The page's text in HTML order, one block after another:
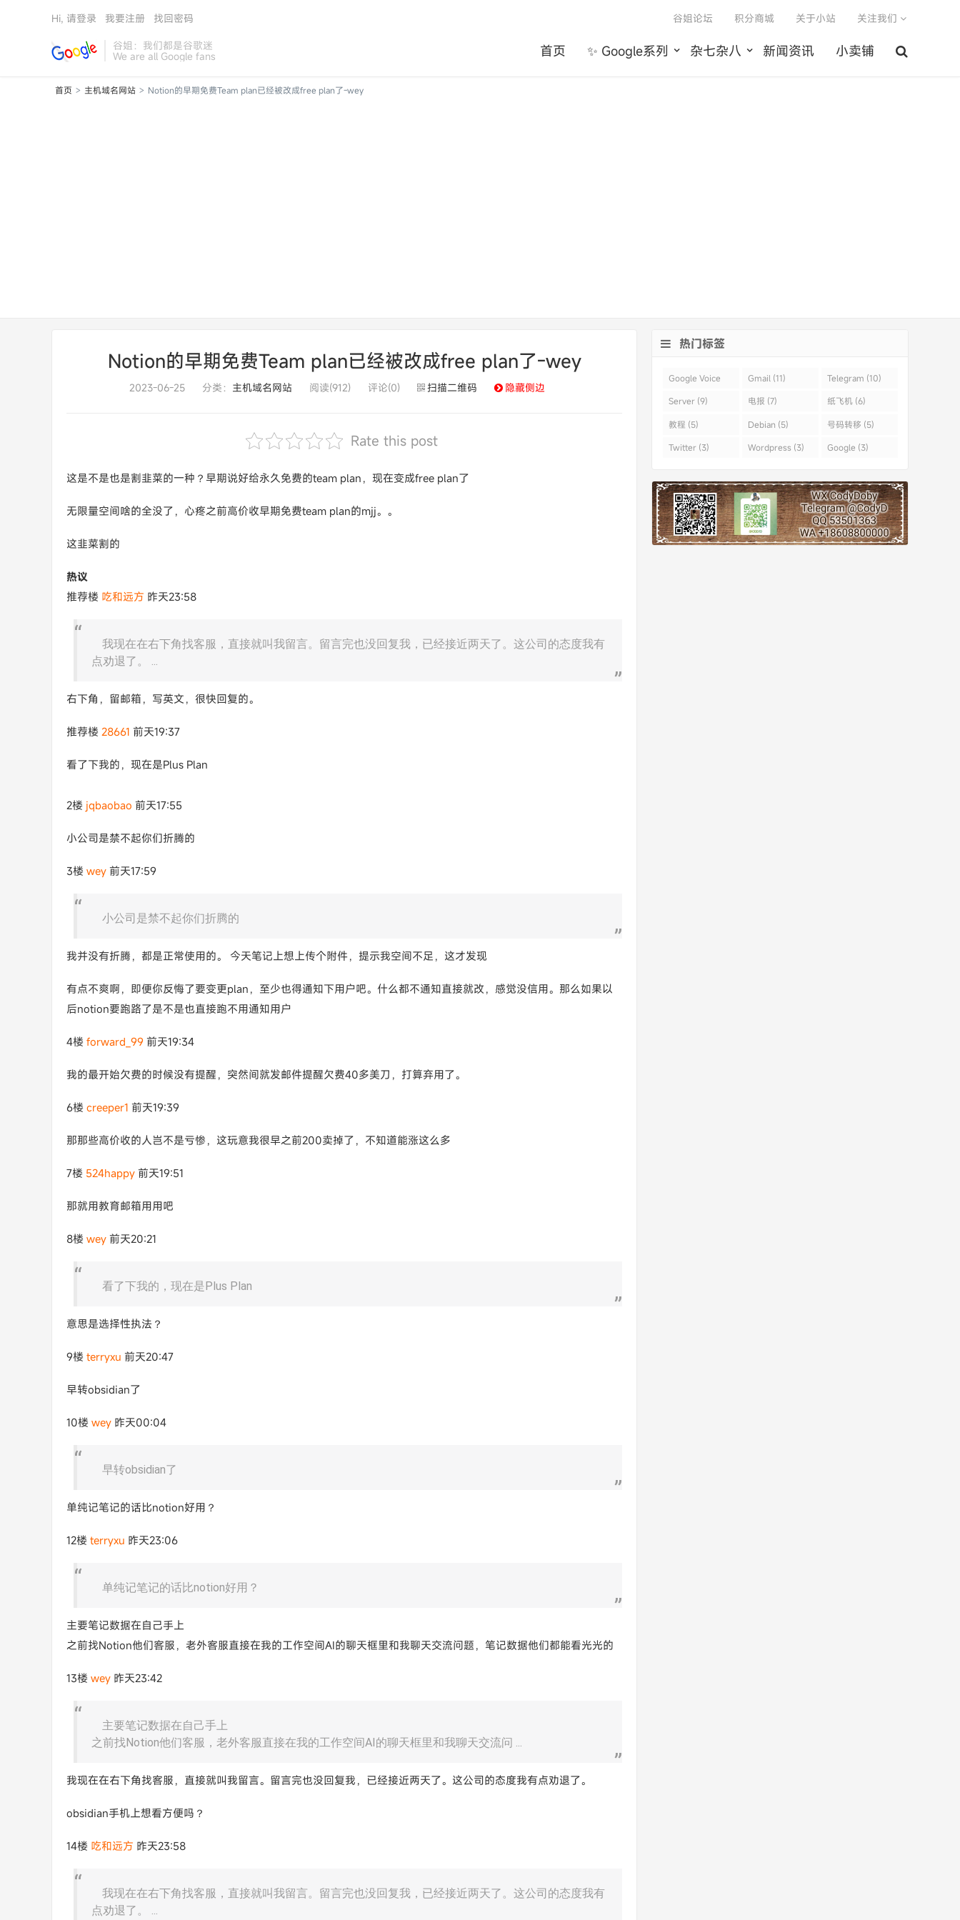
谷姐：我们都是谷歌迷
We are all Google fans 首页 ✨ Google系列 杂七杂八 新闻资讯 小卖铺
谷姐论坛 积分商城 关于小站 关注我们
Hi, 请登录 我要注册 找回密码
首页 > 主机域名网站 > Notion的早期免费Team plan已经被改成free plan了-wey
Notion的早期免费Team plan已经被改成free plan了-wey
2023-06-25 分类： 主机域名网站 阅读(912) 评论(0) 扫描二维码 隐藏侧边
Rate this post
这是不是也是割韭菜的一种？早期说好给永久免费的team plan，现在变成free plan了
无限量空间啥的全没了，心疼之前高价收早期免费team plan的mjj。。
这韭菜割的
热议
推荐楼 吃和远方 昨天23:58
我现在在右下角找客服，直接就叫我留言。留言完也没回复我，已经接近两天了。这公司的态度我有
点劝退了。 ...
右下角，留邮箱，写英文，很快回复的。
推荐楼 28661 前天19:37
看了下我的，现在是Plus Plan
2楼 jqbaobao 前天17:55
小公司是禁不起你们折腾的
3楼 wey 前天17:59
小公司是禁不起你们折腾的
我并没有折腾，都是正常使用的。 今天笔记上想上传个附件，提示我空间不足，这才发现
有点不爽啊，即便你反悔了要变更plan，至少也得通知下用户吧。什么都不通知直接就改，感觉没信用。那么如果以
后notion要跑路了是不是也直接跑不用通知用户
4楼 forward_99 前天19:34
我的最开始欠费的时候没有提醒，突然间就发邮件提醒欠费40多美刀，打算弃用了。
6楼 creeper1 前天19:39
那那些高价收的人岂不是亏惨，这玩意我很早之前200卖掉了，不知道能涨这么多
7楼 524happy 前天19:51
那就用教育邮箱用用吧
8楼 wey 前天20:21
看了下我的，现在是Plus Plan
意思是选择性执法？
9楼 terryxu 前天20:47
早转obsidian了
10楼 wey 昨天00:04
早转obsidian了
单纯记笔记的话比notion好用？
12楼 terryxu 昨天23:06
单纯记笔记的话比notion好用？
主要笔记数据在自己手上
之前找Notion他们客服，老外客服直接在我的工作空间AI的聊天框里和我聊天交流问题，笔记数据他们都能看光光的
13楼 wey 昨天23:42
主要笔记数据在自己手上
之前找Notion他们客服，老外客服直接在我的工作空间AI的聊天框里和我聊天交流问 ...
我现在在右下角找客服，直接就叫我留言。留言完也没回复我，已经接近两天了。这公司的态度我有点劝退了。
obsidian手机上想看方便吗？
14楼 吃和远方 昨天23:58
我现在在右下角找客服，直接就叫我留言。留言完也没回复我，已经接近两天了。这公司的态度我有
点劝退了。 ...
热门标签
Google Voice
(43)
Gmail (11) Telegram (10)
Server (9) 电报 (7) 纸飞机 (6)
教程 (5) Debian (5) 号码转移 (5)
Twitter (3) Wordpress (3) Google (3)